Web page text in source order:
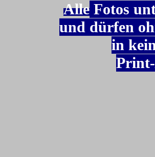
AlleFotos
und dürfen
in